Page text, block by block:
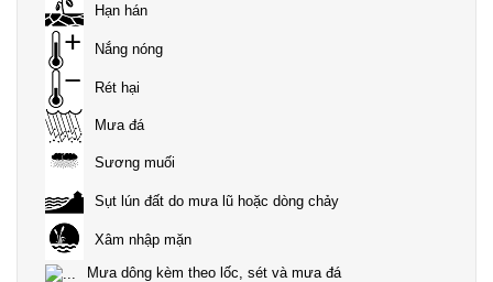
Hạn hán
Nắng nóng
Rét hại
Mưa đá
Sương muối
Sụt lún đất do mưa lũ hoặc dòng chảy
Xâm nhập mặn
Mưa dông kèm theo lốc, sét và mưa đá